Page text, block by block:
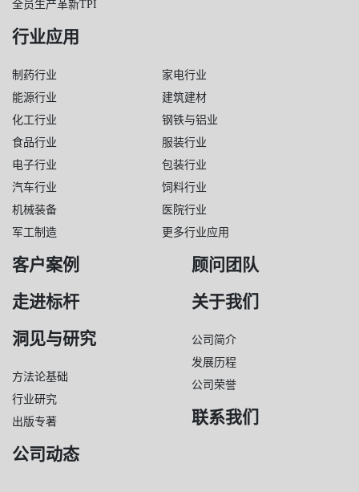
全员生产革新TPI
行业应用
制药行业
能源行业
化工行业
食品行业
电子行业
汽车行业
机械装备
军工制造
家电行业
建筑建材
钢铁与铝业
服装行业
包装行业
饲料行业
医院行业
更多行业应用
客户案例
走进标杆
洞见与研究
方法论基础
行业研究
出版专著
公司动态
顾问团队
关于我们
公司简介
发展历程
公司荣誉
联系我们